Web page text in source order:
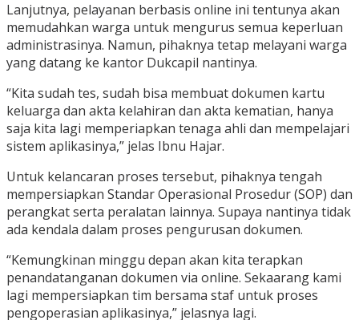
Lanjutnya, pelayanan berbasis online ini tentunya akan
memudahkan warga untuk mengurus semua keperluan
administrasinya. Namun, pihaknya tetap melayani warga
yang datang ke kantor Dukcapil nantinya.
“Kita sudah tes, sudah bisa membuat dokumen kartu
keluarga dan akta kelahiran dan akta kematian, hanya
saja kita lagi memperiapkan tenaga ahli dan mempelajari
sistem aplikasinya,” jelas Ibnu Hajar.
Untuk kelancaran proses tersebut, pihaknya tengah
mempersiapkan Standar Operasional Prosedur (SOP) dan
perangkat serta peralatan lainnya. Supaya nantinya tidak
ada kendala dalam proses pengurusan dokumen.
“Kemungkinan minggu depan akan kita terapkan
penandatanganan dokumen via online. Sekaarang kami
lagi mempersiapkan tim bersama staf untuk proses
pengoperasian aplikasinya,” jelasnya lagi.